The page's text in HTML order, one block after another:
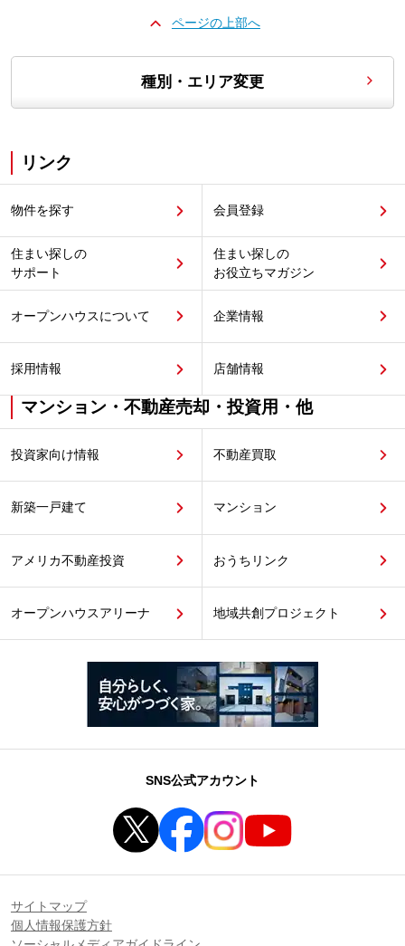
ページの上部へ
種別・エリア変更
リンク
物件を探す 会員登録
住まい探しの
サポート
住まい探しの
お役立ちマガジン
オープンハウスについて 企業情報
採用情報 店舗情報
マンション・不動産売却・投資用・他
投資家向け情報 不動産買取
新築一戸建て マンション
アメリカ不動産投資 おうちリンク
オープンハウスアリーナ 地域共創プロジェクト
SNS公式アカウント
サイトマップ
個人情報保護方針